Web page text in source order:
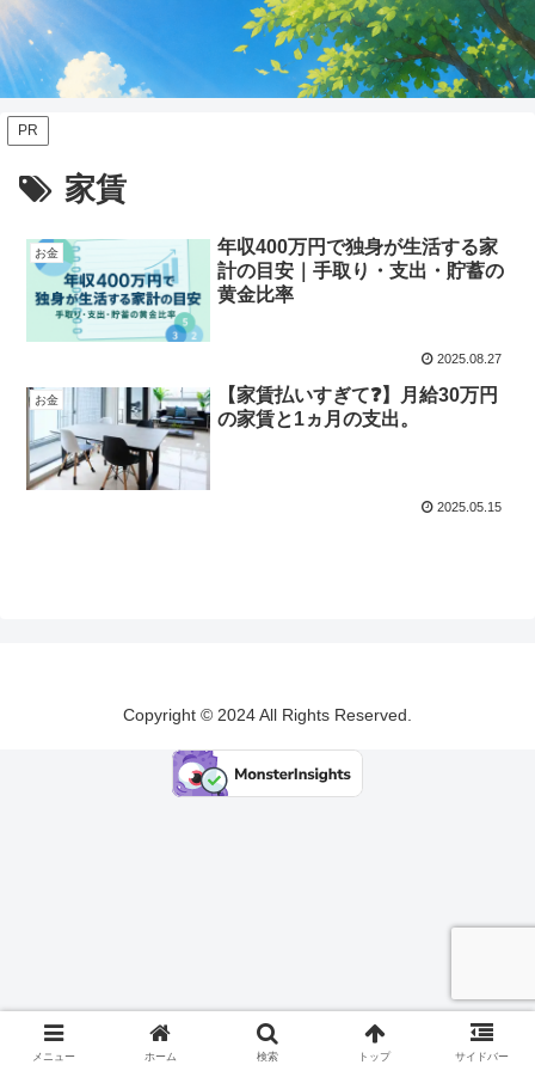
PR
家賃
お金
年収400万円で独身が生活する家
計の目安｜手取り・支出・貯蓄の
黄金比率
2025.08.27
お金
【家賃払いすぎて❓】月給30万円
の家賃と1ヵ月の支出。
2025.05.15
Copyright © 2024 All Rights Reserved.
メニュー ホーム 検索 トップ サイドバー